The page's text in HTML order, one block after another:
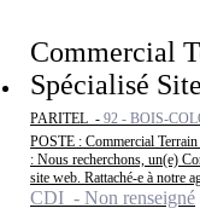
Commercial
Spécialisé
PARITEL - 92 - BOIS-
POSTE : Commercial
: Nous recherchons, un(e)
site web. Rattaché-e à notre
CDI - Non renseigné